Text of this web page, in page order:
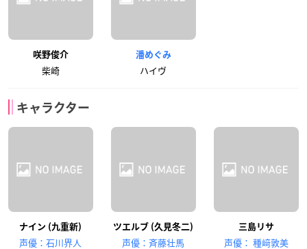
咲野俊介
柴崎
潘めぐみ
ハイヴ
キャラクター
ナイン (九重新)
声優：石川界人
ツエルブ (久見冬二)
声優：斉藤壮馬
三島リサ
声優： 種﨑敦美